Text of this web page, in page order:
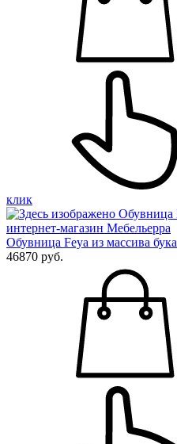
клик
Обувница Feya из массива бука
46870 руб.